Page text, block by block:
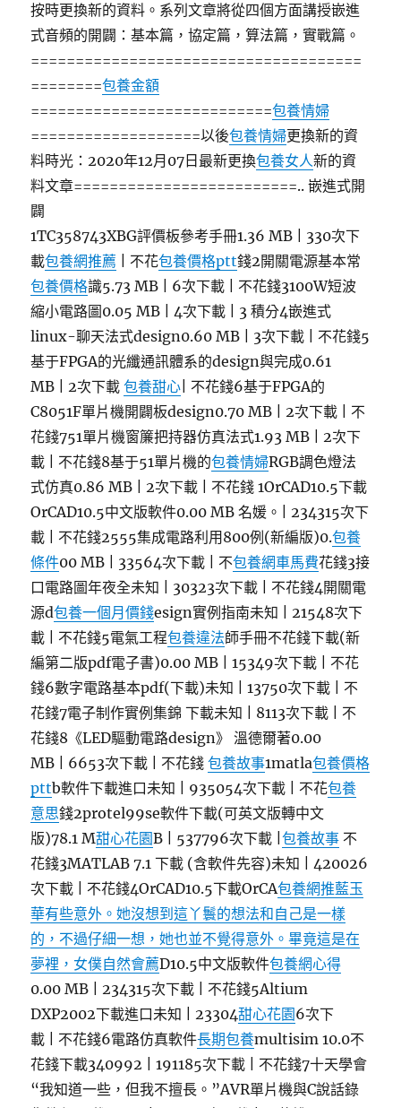
按時更換新的資料。系列文章將從四個方面講授嵌進
式音頻的開闢：基本篇，協定篇，算法篇，實戰篇。
=====================================
========包養金額
===========================包養情婦
===================以後包養情婦更換新的資
料時光：2020年12月07日最新更換包養女人新的資
料文章=========================.. 嵌進式開
闢
1TC358743XBG評價板參考手冊1.36 MB | 330次下
載包養網推薦 | 不花包養價格ptt錢2開關電源基本常
包養價格識5.73 MB | 6次下載 | 不花錢3100W短波
縮小電路圖0.05 MB | 4次下載 | 3 積分4嵌進式
linux-聊天法式design0.60 MB | 3次下載 | 不花錢5
基于FPGA的光纖通訊體系的design與完成0.61
MB | 2次下載包養甜心 | 不花錢6基于FPGA的
C8051F單片機開闢板design0.70 MB | 2次下載 | 不
花錢751單片機窗簾把持器仿真法式1.93 MB | 2次下
載 | 不花錢8基于51單片機的包養情婦RGB調色燈法
式仿真0.86 MB | 2次下載 | 不花錢 1OrCAD10.5下載
OrCAD10.5中文版軟件0.00 MB 名媛。| 234315次下
載 | 不花錢2555集成電路利用800例(新編版)0.包養
條件00 MB | 33564次下載 | 不包養網車馬費花錢3接
口電路圖年夜全未知 | 30323次下載 | 不花錢4開關電
源d包養一個月價錢esign實例指南未知 | 21548次下
載 | 不花錢5電氣工程包養違法師手冊不花錢下載(新
編第二版pdf電子書)0.00 MB | 15349次下載 | 不花
錢6數字電路基本pdf(下載)未知 | 13750次下載 | 不
花錢7電子制作實例集錦 下載未知 | 8113次下載 | 不
花錢8《LED驅動電路design》 溫德爾著0.00
MB | 6653次下載 | 不花錢包養故事1matla包養價格
pttb軟件下載進口未知 | 935054次下載 | 不花包養
意思錢2protel99se軟件下載(可英文版轉中文
版)78.1 M甜心花園B | 537796次下載 |包養故事 不
花錢3MATLAB 7.1 下載 (含軟件先容)未知 | 420026
次下載 | 不花錢4OrCAD10.5下載OrCA包養網推藍玉
華有些意外。她沒想到這丫鬟的想法和自己是一樣
的，不過仔細一想，她也並不覺得意外。畢竟這是在
夢裡，女僕自然會薦D10.5中文版軟件包養網心得
0.00 MB | 234315次下載 | 不花錢5Altium
DXP2002下載進口未知 | 23304甜心花園6次下
載 | 不花錢6電路仿真軟件長期包養multisim 10.0不
花錢下載340992 | 191185次下載 | 不花錢7十天學會
“我知道一些，但我不擅長。”AVR單片機與C說話錄